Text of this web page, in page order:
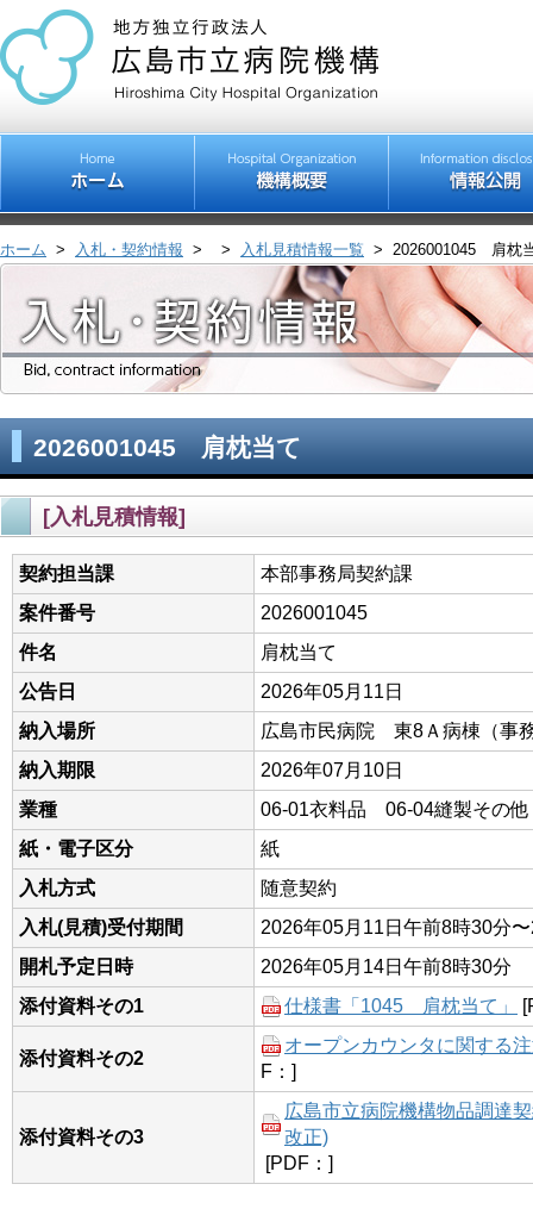
ホーム > 入札・契約情報 > > 入札見積情報一覧 > 2026001045 肩枕
2026001045 肩枕当て
[入札見積情報]
契約担当課
本部事務局契約課
案件番号
2026001045
件名
肩枕当て
公告日
2026年05月11日
納入場所
広島市民病院 東8Ａ病棟（事
納入期限
2026年07月10日
業種
06-01衣料品 06-04縫製その他
紙・電子区分
紙
入札方式
随意契約
入札(見積)受付期間
2026年05月11日午前8時30分
開札予定日時
2026年05月14日午前8時30分
添付資料その1
仕様書「1045 肩枕当て」
添付資料その2
オープンカウンタに関する
F：]
添付資料その3
広島市立病院機構物品調達
改正)
[PDF：]